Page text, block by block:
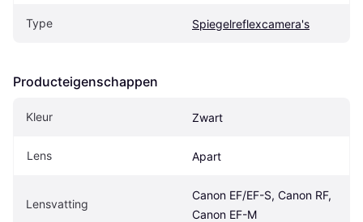
Type Spiegelreflexcamera's
Producteigenschappen
Kleur Zwart
Lens Apart
Lensvatting
Canon EF/EF-S, Canon RF,
Canon EF-M